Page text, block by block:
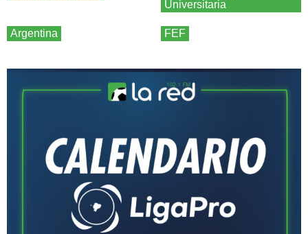
Universitaria
Argentina FEF